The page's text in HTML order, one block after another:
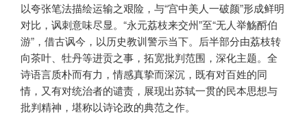
以夸张笔法描绘运输之艰险，与“宫中美人一破颜”形成鲜明
对比，讽刺意味尽显。“永元荔枝来交州”至“无人举觞酹伯
游”，借古讽今，以历史教训警示当下。后半部分由荔枝转
向茶叶、牡丹等进贡之事，拓宽批判范围，深化主题。全
诗语言质朴而有力，情感真挚而深沉，既有对百姓的同
情，又有对统治者的谴责，展现出苏轼一贯的民本思想与
批判精神，堪称以诗论政的典范之作。